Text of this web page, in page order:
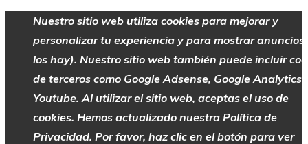
Nuestro sitio web utiliza cookies para mejorar y
personalizar tu experiencia y para mostrar anuncios
los hay). Nuestro sitio web también puede incluir
de terceros como Google Adsense, Google Analytics,
Youtube. Al utilizar el sitio web, aceptas el uso de
cookies. Hemos actualizado nuestra Política de
Privacidad. Por favor, haz clic en el botón para ver